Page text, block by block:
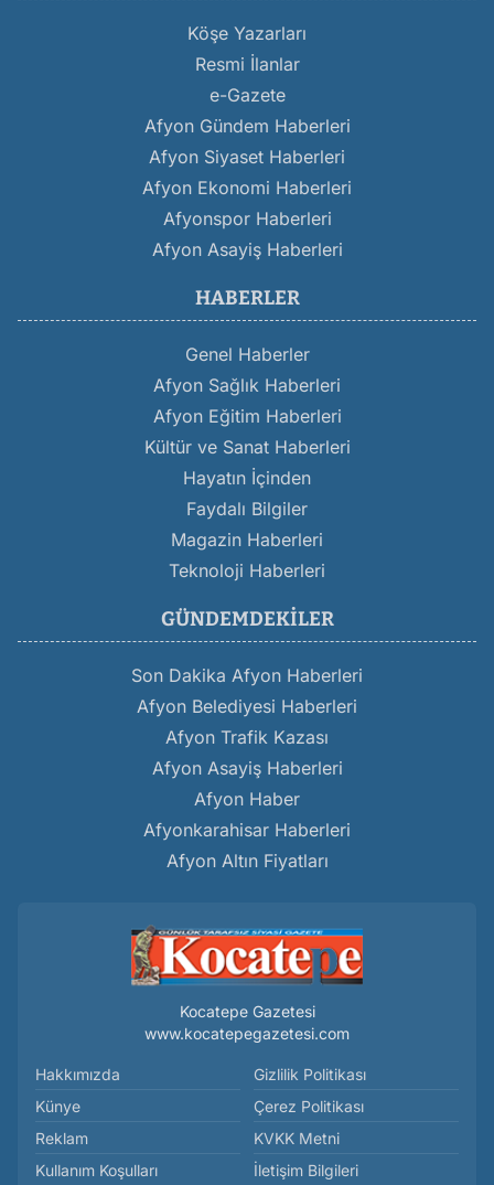
Köşe Yazarları
Resmi İlanlar
e-Gazete
Afyon Gündem Haberleri
Afyon Siyaset Haberleri
Afyon Ekonomi Haberleri
Afyonspor Haberleri
Afyon Asayiş Haberleri
HABERLER
Genel Haberler
Afyon Sağlık Haberleri
Afyon Eğitim Haberleri
Kültür ve Sanat Haberleri
Hayatın İçinden
Faydalı Bilgiler
Magazin Haberleri
Teknoloji Haberleri
GÜNDEMDEKILER
Son Dakika Afyon Haberleri
Afyon Belediyesi Haberleri
Afyon Trafik Kazası
Afyon Asayiş Haberleri
Afyon Haber
Afyonkarahisar Haberleri
Afyon Altın Fiyatları
Kocatepe Gazetesi
www.kocatepegazetesi.com
Hakkımızda
Künye
Reklam
Kullanım Koşulları
Gizlilik Politikası
Çerez Politikası
KVKK Metni
İletişim Bilgileri